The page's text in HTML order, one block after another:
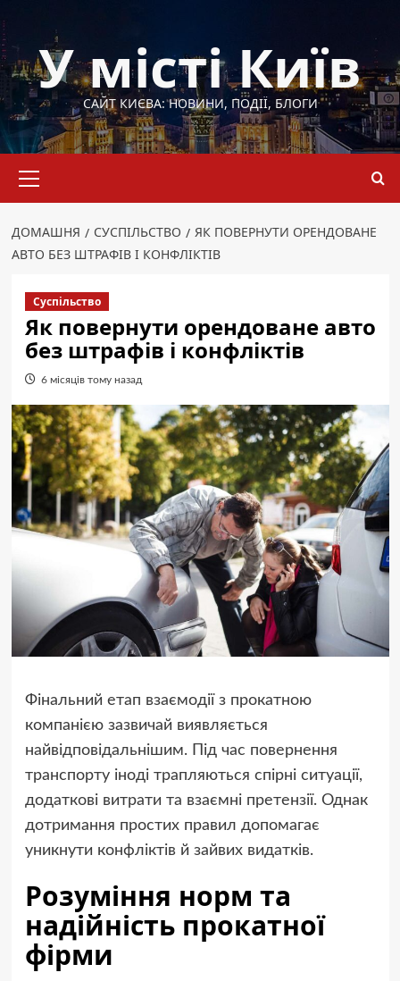
до
вмістуУ місті Київ
САЙТ КИЄВА: НОВИНИ, ПОДІЇ, БЛОГИ
меню
ДОМАШНЯ СУСПІЛЬСТВО
ЯК ПОВЕРНУТИ ОРЕНДОВАНЕ
АВТО БЕЗ ШТРАФІВ І КОНФЛІКТІВ
Суспільство
Як повернути орендоване авто
без штрафів і конфліктів
6 місяців тому назад
Фінальний етап взаємодії з прокатною
компанією зазвичай виявляється
найвідповідальнішим. Під час повернення
транспорту іноді трапляються спірні ситуації,
додаткові витрати та взаємні претензії. Однак
дотримання простих правил допомагає
уникнути конфліктів й зайвих видатків.
Розуміння норм та
надійність прокатної
фірми